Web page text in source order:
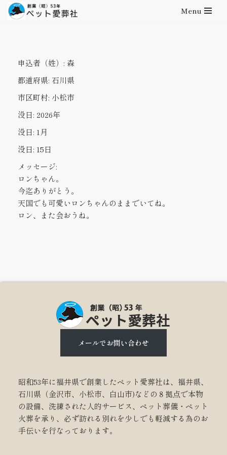
Menu
申込者（姓）: 森
都道府県: 石川県
市区町村: 小松市
没日: 2026年
没日: 1月
没日: 15日
メッセージ:
ロンちゃん。
今迄ありがとう。
天国でも可愛いロンちゃんのままでいてね。
ロン、また会おうね。
メールでお問い合わせ
昭和53年に福井県で創業したペット愛葬社は、福井県、
石川県（金沢市、小松市、白山市)などの８拠点で本物
の設備、洗練された人的サービス、ペット葬儀・ペット
火葬を承り、必ず訪れる別れを少しでも軽減する為のお
手伝いを行なっております。